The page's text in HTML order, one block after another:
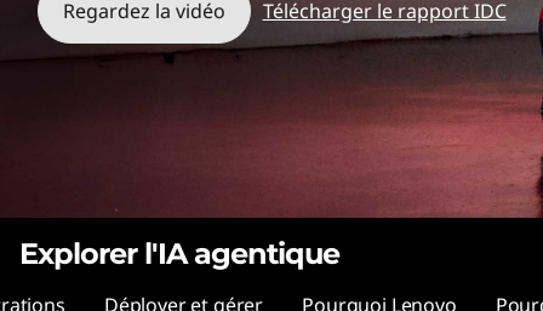
i
I
Regardez la vidéo Télécharger le rapport IDC
Explorer l'IA agentique
Déployer et gérer Pourquoi Lenovo